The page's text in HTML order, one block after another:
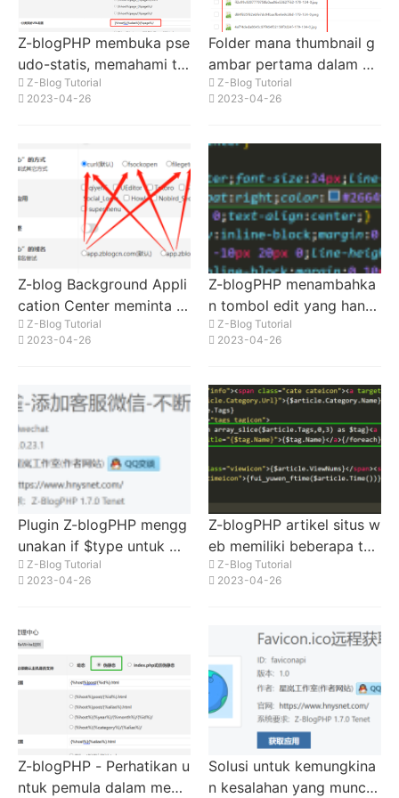
Z-blogPHP membuka pse
udo-statis, memahami ta
g konfigurasi URL
Z-Blog Tutorial
2023-04-26
Folder mana thumbnail g
ambar pertama dalam ar
tikel Z-blogPHP cache?
Z-Blog Tutorial
2023-04-26
Z-blog Background Appli
cation Center meminta d
ownload gagal
Z-Blog Tutorial
2023-04-26
Z-blogPHP menambahka
n tombol edit yang hanya
terlihat oleh administrato
r di halaman detail artikel
Z-Blog Tutorial
2023-04-26
Plugin Z-blogPHP mengg
unakan if $type untuk me
nilai halaman, menerapka
n menyisipkan konten ya
ang berbeda
Z-Blog Tutorial
2023-04-26
Z-blogPHP artikel situs w
eb memiliki beberapa tag
dan hanya menampilkan t
iga pertama
Z-Blog Tutorial
2023-04-26
Z-blogPHP - Perhatikan u
ntuk pemula dalam mem
Solusi untuk kemungkina
n kesalahan yang muncul